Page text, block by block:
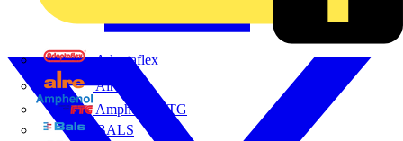
Adaptaflex
Alre
Amphenol FTG
BALS